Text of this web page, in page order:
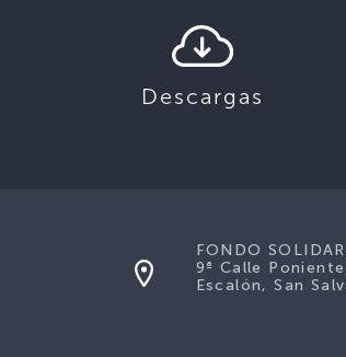
Descargas
FONDO
9ª Calle
Escalón, San